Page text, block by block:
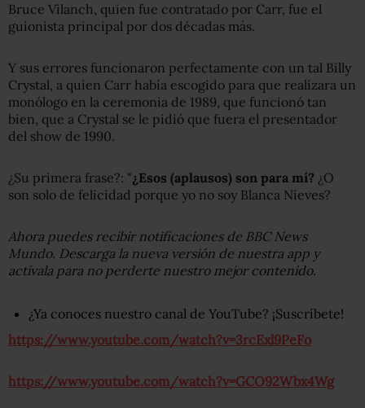
Bruce Vilanch, quien fue contratado por Carr, fue el
guionista principal por dos décadas más.
Y sus errores funcionaron perfectamente con un tal Billy
Crystal, a quien Carr había escogido para que realizara un
monólogo en la ceremonia de 1989, que funcionó tan
bien, que a Crystal se le pidió que fuera el presentador
del show de 1990.
¿Su primera frase?: "¿Esos (aplausos) son para mí? ¿O
son solo de felicidad porque yo no soy Blanca Nieves?
Ahora puedes recibir notificaciones de BBC News
Mundo. Descarga la nueva versión de nuestra app y
actívala para no perderte nuestro mejor contenido.
¿Ya conoces nuestro canal de YouTube? ¡Suscríbete!
https://www.youtube.com/watch?v=3rcExl9PeFo
https://www.youtube.com/watch?v=GCO92Wbx4Wg